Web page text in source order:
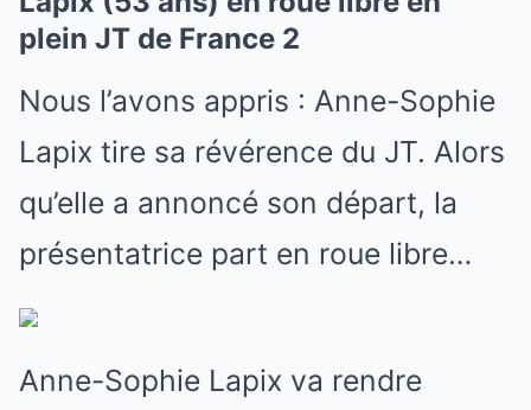
plein JT de France 2
Nous l’avons appris : Anne-Sophie
Lapix tire sa révérence du JT. Alors
qu’elle a annoncé son départ, la
présentatrice part en roue libre…
Anne-Sophie Lapix va rendre